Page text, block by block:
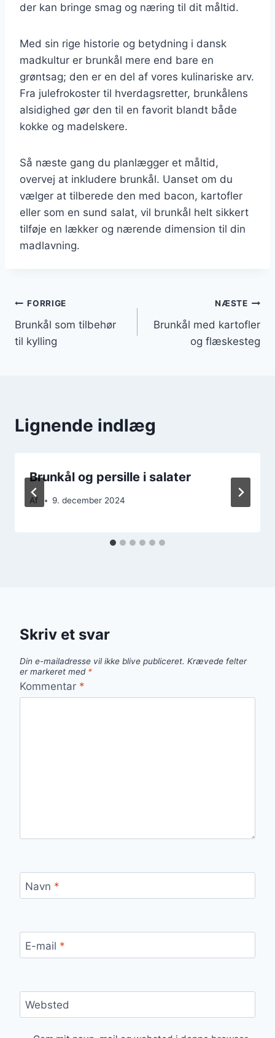
der kan bringe smag og næring til dit måltid.
Med sin rige historie og betydning i dansk
madkultur er brunkål mere end bare en
grøntsag; den er en del af vores kulinariske arv.
Fra julefrokoster til hverdagsretter, brunkålens
alsidighed gør den til en favorit blandt både
kokke og madelskere.
Så næste gang du planlægger et måltid,
overvej at inkludere brunkål. Uanset om du
vælger at tilberede den med bacon, kartofler
eller som en sund salat, vil brunkål helt sikkert
tilføje en lækker og nærende dimension til din
madlavning.
Indlægsnavigation
FORRIGE
Brunkål som tilbehør
til kylling
NÆSTE
Brunkål med kartofler
og flæskesteg
Lignende indlæg
Brunkål og persille i salater
Af 9. december 2024
Skriv et svar
Din e-mailadresse vil ikke blive publiceret. Krævede felter
er markeret med *
Kommentar *
Navn *
E-mail *
Websted